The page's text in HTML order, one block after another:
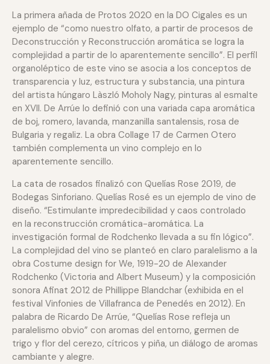
La primera añada de Protos 2020 en la DO Cigales es un
ejemplo de “como nuestro olfato, a partir de procesos de
Deconstrucción y Reconstrucción aromática se logra la
complejidad a partir de lo aparentemente sencillo”. El perfil
organoléptico de este vino se asocia a los conceptos de
transparencia y luz, estructura y substancia, una pintura
del artista húngaro Làszló Moholy Nagy, pinturas al esmalte
en XVII. De Arrúe lo definió con una variada capa aromática
de boj, romero, lavanda, manzanilla santalensis, rosa de
Bulgaria y regaliz. La obra Collage 17 de Carmen Otero
también complementa un vino complejo en lo
aparentemente sencillo.
La cata de rosados finalizó con Quelías Rose 2019, de
Bodegas Sinforiano. Quelías Rosé es un ejemplo de vino de
diseño. “Estimulante impredecibilidad y caos controlado
en la reconstrucción cromática-aromática. La
investigación formal de Rodchenko llevada a su fin lógico”.
La complejidad del vino se planteó en claro paralelismo a la
obra Costume design for We, 1919-20 de Alexander
Rodchenko (Victoria and Albert Museum) y la composición
sonora Afinat 2012 de Phillippe Blandchar (exhibida en el
festival Vinfonies de Villafranca de Penedés en 2012). En
palabra de Ricardo De Arrúe, “Quelías Rose refleja un
paralelismo obvio” con aromas del entorno, germen de
trigo y flor del cerezo, cítricos y piña, un diálogo de aromas
cambiante y alegre.